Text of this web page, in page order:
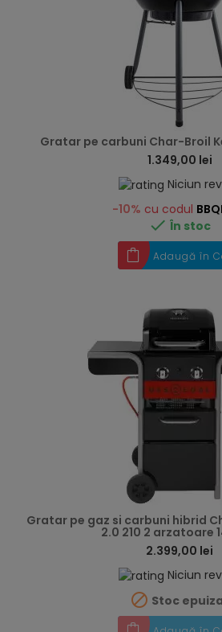
Gratar pe carbuni Char-Broil
1.349,00 lei
Niciun
-10% cu codul
 În stoc
Adaugă în
Gratar pe gaz si carbuni hibrid
2.0 210 2 arzatoare
2.399,00 lei
Niciun
 Stoc